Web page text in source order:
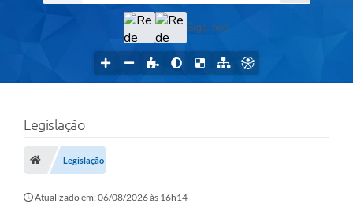
Siga-nos
Legislação
Legislação
Atualizado em: 06/08/2026 às 16h14